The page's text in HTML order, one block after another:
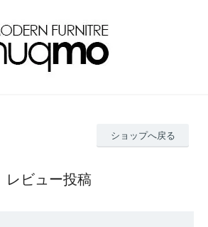
ショップへ戻る
レビュー投稿